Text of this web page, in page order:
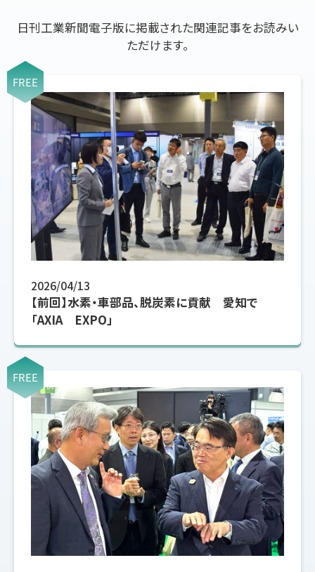
日刊工業新聞電子版に掲載された関連記事をお読みい
ただけます。
2026/04/13
【前回】水素・車部品、脱炭素に貢献 愛知で
「AXIA EXPO」
FREE
FREE